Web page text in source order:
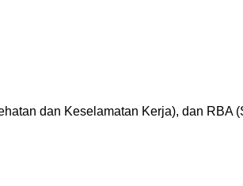
dan Keselamatan Kerja), dan RBA